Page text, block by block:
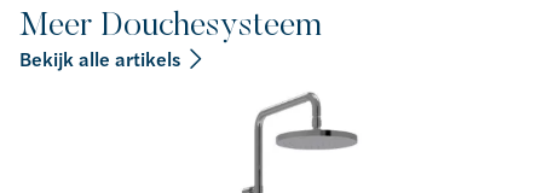
Meer Douchesysteem
Bekijk alle artikels